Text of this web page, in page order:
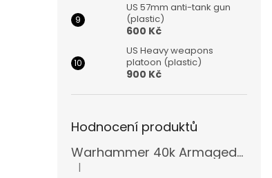
US 57mm anti-tank gun
(plastic)
600 Kč
US Heavy weapons
platoon (plastic)
900 Kč
Hodnocení produktů
Warhammer 40k Armageddon Orks (Bazar)
Hodnocení produktu je 5 z 5 hvězdiček.
|